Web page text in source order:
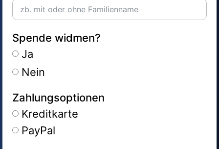
Spende widmen?
Ja
Nein
Zahlungsoptionen
Kreditkarte
PayPal